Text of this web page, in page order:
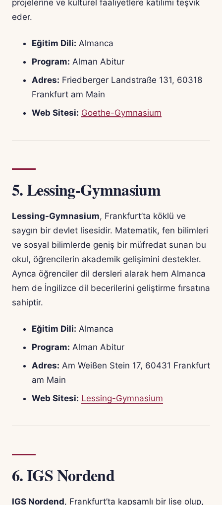
projelerine ve kültürel faaliyetlere katılımı teşvik
eder.
Eğitim Dili: Almanca
Program: Alman Abitur
Adres: Friedberger Landstraße 131, 60318
Frankfurt am Main
Web Sitesi: Goethe-Gymnasium
5.Lessing-Gymnasium
Lessing-Gymnasium, Frankfurt’ta köklü ve
saygın bir devlet lisesidir. Matematik, fen bilimleri
ve sosyal bilimlerde geniş bir müfredat sunan bu
okul, öğrencilerin akademik gelişimini destekler.
Ayrıca öğrenciler dil dersleri alarak hem Almanca
hem de İngilizce dil becerilerini geliştirme fırsatına
sahiptir.
Eğitim Dili: Almanca
Program: Alman Abitur
Adres: Am Weißen Stein 17, 60431 Frankfurt
am Main
Web Sitesi: Lessing-Gymnasium
6.IGS Nordend
IGS Nordend, Frankfurt’ta kapsamlı bir lise olup,